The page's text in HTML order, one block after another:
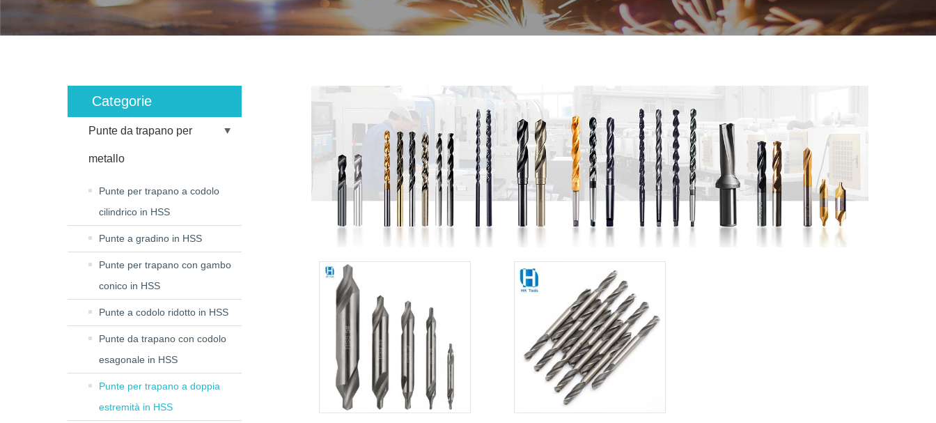
Categorie
Punte da trapano per
metallo
Punte per trapano a codolo
cilindrico in HSS
Punte a gradino in HSS
Punte per trapano con gambo
conico in HSS
Punte a codolo ridotto in HSS
Punte da trapano con codolo
esagonale in HSS
Punte per trapano a doppia
estremità in HSS